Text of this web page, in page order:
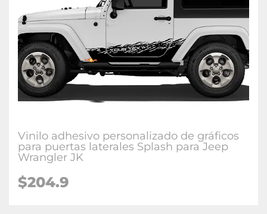
Vinilo adhesivo personalizado de gráficos
para puertas laterales Splash para Jeep
Wrangler JK
$204.9